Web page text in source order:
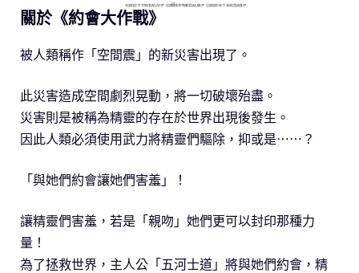
關於《約會大作戰》
被人類稱作「空間震」的新災害出現了。
此災害造成空間劇烈晃動，將一切破壞殆盡。
災害則是被稱為精靈的存在於世界出現後發生。
因此人類必須使用武力將精靈們驅除，抑或是⋯⋯？
「與她們約會讓她們害羞」！
讓精靈們害羞，若是「親吻」她們更可以封印那種力
量！
為了拯救世界，主人公「五河士道」將與她們約會，精